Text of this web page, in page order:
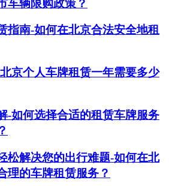
车辆限购政策？
指南-如何在北京合法安全地租
京个人车牌租赁一年需要多少
-如何选择合适的租赁车牌服务
松解决您的出行难题-如何在北
理的车牌租赁服务？